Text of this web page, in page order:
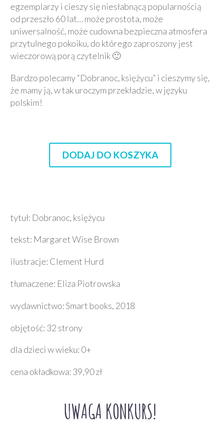
egzemplarzy i cieszy się niesłabnącą popularnością
od przeszło 60 lat… może prostota, może
uniwersalność, może cudowna bezpieczna atmosfera
przytulnego pokoiku, do którego zaproszony jest
wieczorową porą czytelnik 🙂
Bardzo polecamy “Dobranoc, księżycu” i cieszymy się,
że mamy ją, w tak uroczym przekładzie, w języku
polskim!
DODAJ DO KOSZYKA
tytuł: Dobranoc, księżycu
tekst: Margaret Wise Brown
ilustracje: Clement Hurd
tłumaczene: Eliza Piotrowska
wydawnictwo: Smart books, 2018
objętość: 32 strony
dla dzieci w wieku: 0+
cena okładkowa: 39,90 zł
UWAGA KONKURS!